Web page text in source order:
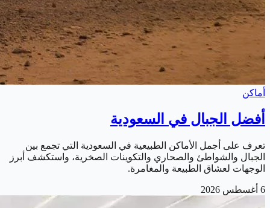
أماكن
أفضل الجبال في السعودية
تعرف على أجمل الأماكن الطبيعية في السعودية التي تجمع بين
الجبال والشواطئ والصحاري والتكوينات الصخرية، واستكشف أبرز
الوجهات لعشاق الطبيعة والمغامرة.
6 أغسطس 2026